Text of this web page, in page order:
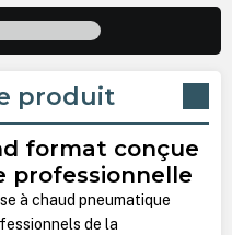
produit
format conçue
professionnelle
à chaud pneumatique
de la